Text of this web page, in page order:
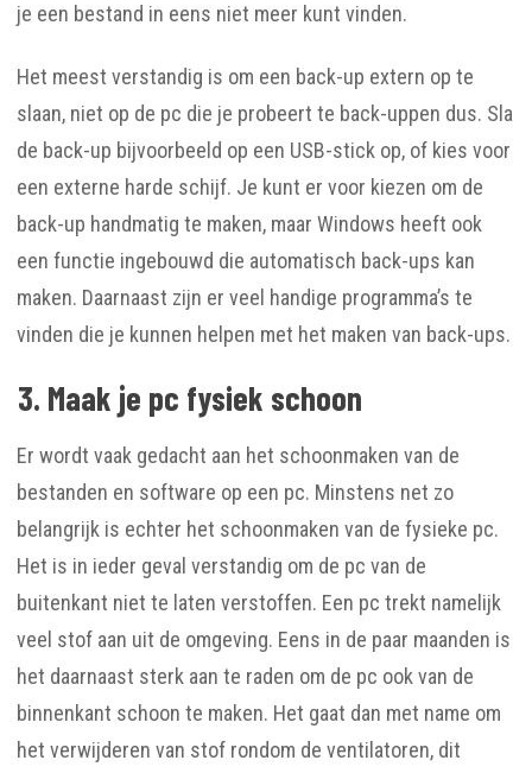
je een bestand in eens niet meer kunt vinden.
Het meest verstandig is om een back-up extern op te
slaan, niet op de pc die je probeert te back-uppen dus. Sla
de back-up bijvoorbeeld op een USB-stick op, of kies voor
een externe harde schijf. Je kunt er voor kiezen om de
back-up handmatig te maken, maar Windows heeft ook
een functie ingebouwd die automatisch back-ups kan
maken. Daarnaast zijn er veel handige programma’s te
vinden die je kunnen helpen met het maken van back-ups.
3. Maak je pc fysiek schoon
Er wordt vaak gedacht aan het schoonmaken van de
bestanden en software op een pc. Minstens net zo
belangrijk is echter het schoonmaken van de fysieke pc.
Het is in ieder geval verstandig om de pc van de
buitenkant niet te laten verstoffen. Een pc trekt namelijk
veel stof aan uit de omgeving. Eens in de paar maanden is
het daarnaast sterk aan te raden om de pc ook van de
binnenkant schoon te maken. Het gaat dan met name om
het verwijderen van stof rondom de ventilatoren, dit